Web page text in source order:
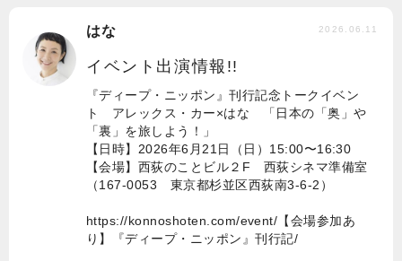
はな
イベント出演情報!!
『ディープ・ニッポン』刊行記念トークイベン
ト アレックス・カー×はな 「日本の「奥」や
「裏」を旅しよう！」
【日時】2026年6月21日（日）15:00〜16:30
【会場】西荻のことビル２F 西荻シネマ準備室
（167-0053 東京都杉並区西荻南3-6-2）
https://konnoshoten.com/event/【会場参加あ
り】『ディープ・ニッポン』刊行記/
2026.06.11